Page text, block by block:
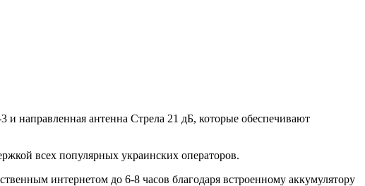
направленная антенна Стрела 21 дБ, которые обеспечивают
всех популярных украинских операторов.
интернетом до 6-8 часов благодаря встроенному аккумулятору